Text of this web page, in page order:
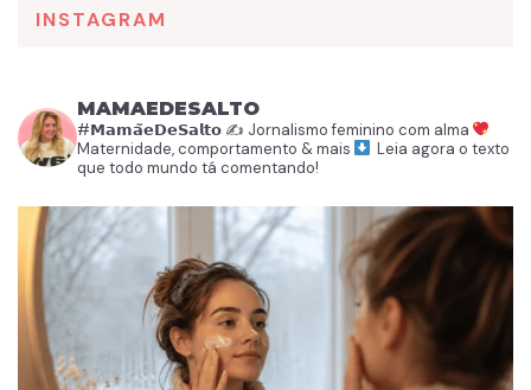
INSTAGRAM
MAMAEDESALTO
#𝗠𝗮𝗺𝗮̃𝗲𝗗𝗲𝗦𝗮𝗹𝘁𝗼 ✍️ Jornalismo feminino com alma
Maternidade, comportamento & mais
Leia agora o texto
que todo mundo tá comentando!